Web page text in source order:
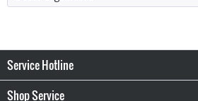
Service Hotline
Shop Service